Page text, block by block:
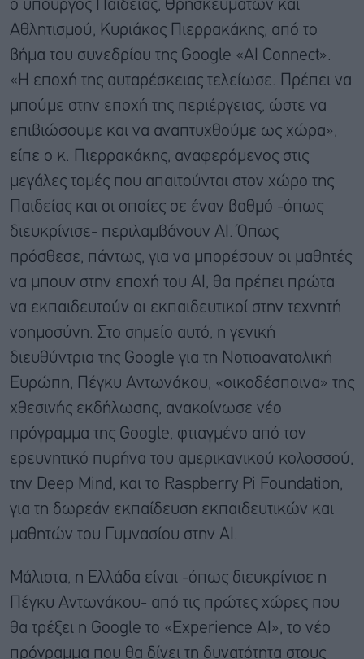
ο υπουργός Παιδείας, Θρησκευμάτων και
Αθλητισμού, Κυριάκος Πιερρακάκης, από το
βήμα του συνεδρίου της Google «AI Connect».
«Η εποχή της αυταρέσκειας τελείωσε. Πρέπει να
μπούμε στην εποχή της περιέργειας, ώστε να
επιβιώσουμε και να αναπτυχθούμε ως χώρα»,
είπε ο κ. Πιερρακάκης, αναφερόμενος στις
μεγάλες τομές που απαιτούνται στον χώρο της
Παιδείας και οι οποίες σε έναν βαθμό -όπως
διευκρίνισε- περιλαμβάνουν ΑΙ. Όπως
πρόσθεσε, πάντως, για να μπορέσουν οι μαθητές
να μπουν στην εποχή του ΑΙ, θα πρέπει πρώτα
να εκπαιδευτούν οι εκπαιδευτικοί στην τεχνητή
νοημοσύνη. Στο σημείο αυτό, η γενική
διευθύντρια της Google για τη Νοτιοανατολική
Ευρώπη, Πέγκυ Αντωνάκου, «οικοδέσποινα» της
χθεσινής εκδήλωσης, ανακοίνωσε νέο
πρόγραμμα της Google, φτιαγμένο από τον
ερευνητικό πυρήνα του αμερικανικού κολοσσού,
την Deep Mind, και το Raspberry Pi Foundation,
για τη δωρεάν εκπαίδευση εκπαιδευτικών και
μαθητών του Γυμνασίου στην ΑΙ.
Μάλιστα, η Ελλάδα είναι -όπως διευκρίνισε η
Πέγκυ Αντωνάκου- από τις πρώτες χώρες που
θα τρέξει η Google το «Experience AI», το νέο
πρόγραμμα που θα δίνει τη δυνατότητα στους